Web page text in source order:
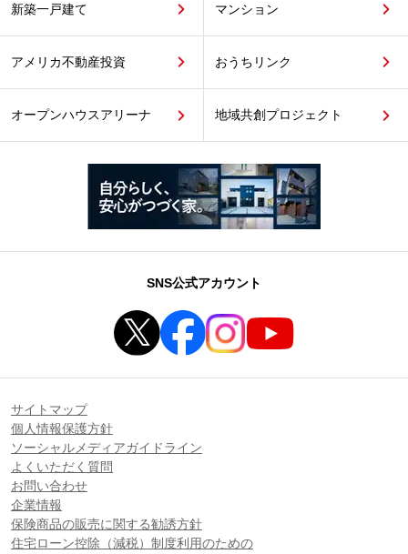
新築一戸建て マンション
アメリカ不動産投資 おうちリンク
オープンハウスアリーナ 地域共創プロジェクト
SNS公式アカウント
サイトマップ
個人情報保護方針
ソーシャルメディアガイドライン
よくいただく質問
お問い合わせ
企業情報
保険商品の販売に関する勧誘方針
住宅ローン控除（減税）制度利用のための